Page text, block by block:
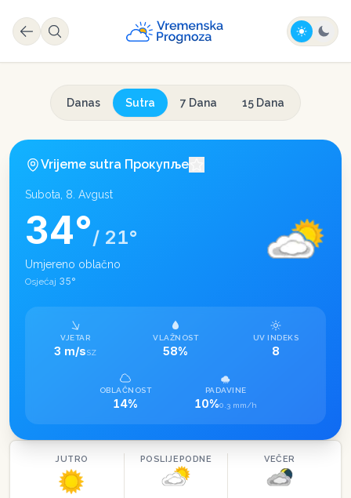
Danas Sutra 7 Dana 15 Dana
Vrijeme sutra Прокупље
Subota, 8. Avgust
34°/ 21°
Umjereno oblačno
Osjećaj 35°
VJETAR
3 m/sSZ
VLAŽNOST
58%
UV INDEKS
8
OBLAČNOST
14%
PADAVINE
10%0.3 mm/h
JUTRO POSLIJEPODNE VEČER